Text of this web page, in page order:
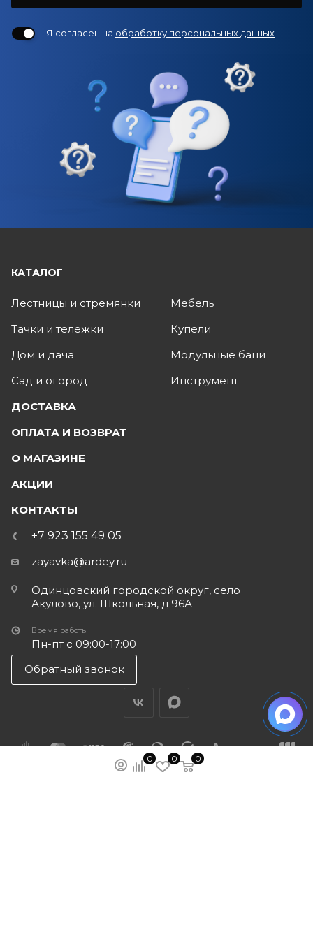
Я согласен на обработку персональных данных
0 0 0
КАТАЛОГ
Лестницы и стремянки
Тачки и тележки
Дом и дача
Сад и огород
Мебель
Купели
Модульные бани
Инструмент
ДОСТАВКА
ОПЛАТА И ВОЗВРАТ
О МАГАЗИНЕ
АКЦИИ
КОНТАКТЫ
+7 923 155 49 05
zayavka@ardey.ru
Одинцовский городской округ, село
Акулово, ул. Школьная, д.96А
Время работы
Пн-пт с 09:00-17:00
Обратный звонок